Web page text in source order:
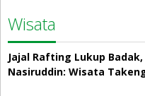
Wisata
Jajal Rafting Lukup
Nasiruddin: Wisata